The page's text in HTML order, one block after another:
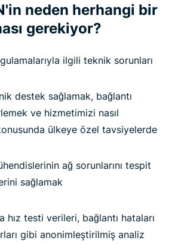
neden herhangi bir
gerekiyor?
ilgili teknik sorunları
destek sağlamak, bağlantı
ve hizmetimizi nasıl
ülkeye özel tavsiyelerde
ağ sorunlarını tespit
sağlamak
hız testi verileri, bağlantı hataları
gibi anonimleştirilmiş analiz